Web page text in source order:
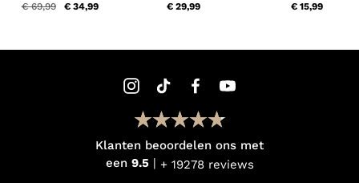
€ 34,99
€ 69,99 € 29,99 € 15,99
Klanten beoordelen ons met
een 9.5 + 19278 reviews